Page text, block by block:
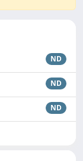
ND
ND
ND